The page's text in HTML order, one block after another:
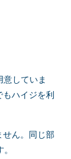
意していま
ハイジを利
せん。同じ部